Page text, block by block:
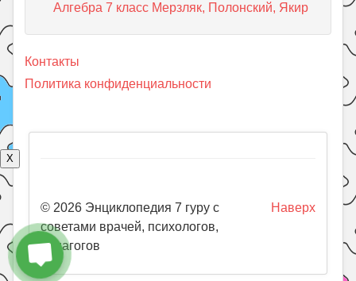
Алгебра 7 класс Мерзляк, Полонский, Якир
Контакты
Политика конфиденциальности
X
Наверх
© 2026 Энциклопедия 7 гуру с
советами врачей, психологов,
педагогов